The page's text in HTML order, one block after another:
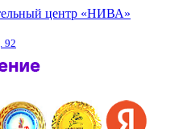
центр «НИВА»
92